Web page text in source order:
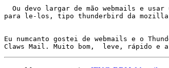
para le-los, tipo thunderbird da
Eu numcanto gostei de webmails e o